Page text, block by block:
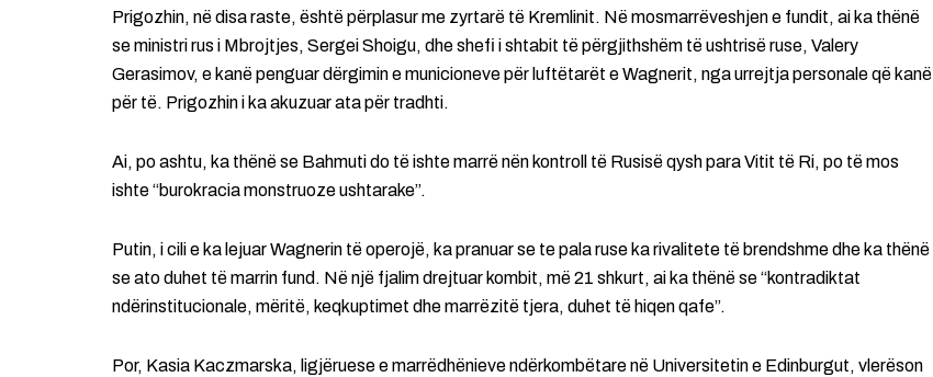
Prigozhin, në disa raste, është përplasur me zyrtarë të Kremlinit. Në mosmarrëveshjen e fundit, ai ka thënë
se ministri rus i Mbrojtjes, Sergei Shoigu, dhe shefi i shtabit të përgjithshëm të ushtrisë ruse, Valery
Gerasimov, e kanë penguar dërgimin e municioneve për luftëtarët e Wagnerit, nga urrejtja personale që kanë
për të. Prigozhin i ka akuzuar ata për tradhti.
Ai, po ashtu, ka thënë se Bahmuti do të ishte marrë nën kontroll të Rusisë qysh para Vitit të Ri, po të mos
ishte “burokracia monstruoze ushtarake”.
Putin, i cili e ka lejuar Wagnerin të operojë, ka pranuar se te pala ruse ka rivalitete të brendshme dhe ka thënë
se ato duhet të marrin fund. Në një fjalim drejtuar kombit, më 21 shkurt, ai ka thënë se “kontradiktat
ndërinstitucionale, mëritë, keqkuptimet dhe marrëzitë tjera, duhet të hiqen qafe”.
Por, Kasia Kaczmarska, ligjëruese e marrëdhënieve ndërkombëtare në Universitetin e Edinburgut, vlerëson